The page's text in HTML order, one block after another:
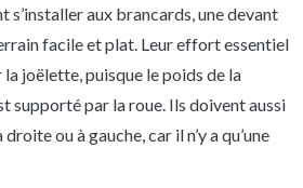
s’installer aux brancards, une devant
facile et plat. Leur effort essentiel
joëlette, puisque le poids de la
supporté par la roue. Ils doivent aussi
ou à gauche, car il n’y a qu’une